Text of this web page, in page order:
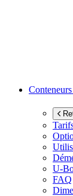
Conteneurs
U-
FAQ